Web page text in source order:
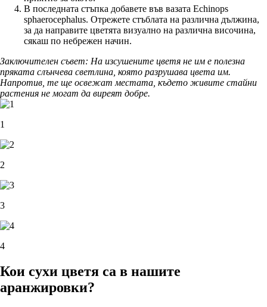
В последната стъпка добавете във вазата Echinops
sphaerocephalus. Отрежете стъблата на различна дължина,
за да направите цветята визуално на различна височина,
сякаш по небрежен начин.
Заключителен съвет: На изсушените цветя не им е полезна
пряката слънчева светлина, която разрушава цвета им.
Напротив, те ще освежат местата, където живите стайни
растения не могат да виреят добре.
1
2
3
4
Кои сухи цветя са в нашите
аранжировки?